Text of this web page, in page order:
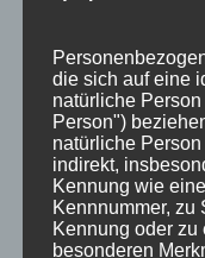
im Allgäu
Traveller
Blog Archiv
Blog
Archiv
Kategorien
Allgäu
Allgemein
die sich auf eine
natürliche
Person")
natürliche
indirekt,
Kennung wie
Kennnummer, zu
Kennung oder zu
besonderen